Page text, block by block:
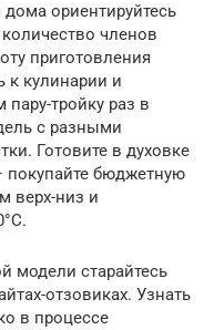
ориентируйтесь
членов
приготовления
к кулинарии и
пару-тройку раз в
с разными
Готовите в духовке
покупайте бюджетную
верх-низ и
модели старайтесь
отзовиках. Узнать
в процессе